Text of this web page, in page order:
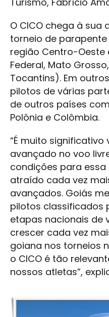
O CICO chega à
torneio de
região Centro-Oeste
Federal, Mato
Tocantins). Em
pilotos de várias
de outros países
Polônia e Colômbia.
“É muito
avançado no voo
condições para
atraído cada vez
avançados. Goiás
pilotos classificados
etapas nacionais de
crescer cada vez
goiana nos torneios
o CICO é tão
nossos atletas”,